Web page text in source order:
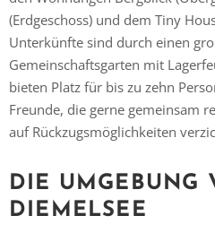
(Erdgeschoss) und dem Tiny
Unterkünfte sind durch einen
Gemeinschaftsgarten mit
bieten Platz für bis zu zehn
Freunde, die gerne gemeinsam
auf Rückzugsmöglichkeiten
DIE UMGEBUNG
DIEMELSEE